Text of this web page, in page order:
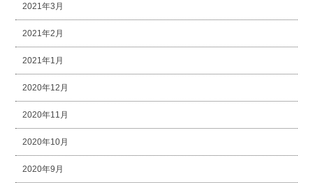
2021年3月
2021年2月
2021年1月
2020年12月
2020年11月
2020年10月
2020年9月